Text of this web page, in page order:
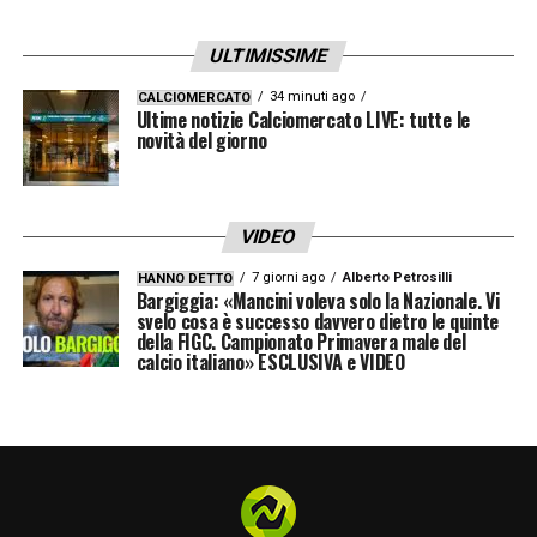
Cosa succede invece alla ‘sua’ Fiorentina?
«Non è partita bene, però di “positivo” c’è
che è successo all’inizio, quindi ha tutto il
tempo di recuperare. È una squadra che ha
deve trovare un’identità forte. Ma nel calcio
tutto può succedere, a volte basta un
episodio, basta una partita per uscire».
Vale anche per la Sampdoria?
spettri dell’anno scorso, un po’ la fragilità a
livello mentale di questi giovani. A volte
quando vai in difficoltà sotto più aspetti
ULTIMISSIME
CALCIOMERCATO 34 minuti ago
Ultime notizie Calciomercato LIVE: tutte le
novità del giorno
VIDEO
HANNO DETTO 7 giorni ago Alberto Petrosilli
Bargiggia: «Mancini voleva solo la Nazionale. Vi
svelo cosa è successo davvero dietro le quinte
della FIGC. Campionato Primavera male del
calcio italiano» ESCLUSIVA e VIDEO